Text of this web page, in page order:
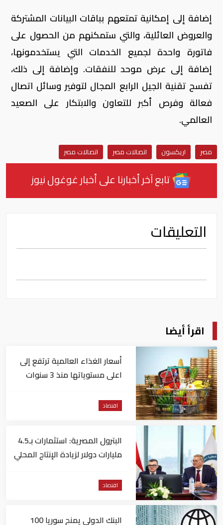
إضافة إلى إمكانية تمتعهم بباقات البيانات المشتركة
والعروض العائلية، والتي ستمكنهم من الحصول على
فاتورة واحدة لجميع الخدمات التي يستخدمونها،
إضافة إلى عرض موحد للنفقات. وإضافة إلى ذلك،
تفسح تقنية الجيل الرابع المجال لتوفير وسائل اتصال
فعالة وفرص أكبر للتعاون والابتكار على الصعيد
العالمي.
مصر اريكسون اتصالات مصر اتصالات مصر
تابع آخر أخبارنا على أخبار غوغول نيوز
التعليقات
اقرأ أيضا
أسعار الغذاء العالمية ترتفع إلى
اعلى مستوياتها منذ 3 سنوات
اقتصاد
البترول المصرية: استثمارات بـ4.5
مليارات دولار لزيادة الإنتاج المحلي
اقتصاد
البنك الدولي يمنح سوريا 100